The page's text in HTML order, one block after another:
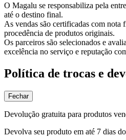
O Magalu se responsabiliza pela
até o destino final.
As vendas são certificadas com nota
procedência de produtos originais.
Os parceiros são selecionados e
excelência no serviço e reputação
Política de trocas e
Fechar
Devolução gratuita para produtos
Devolva seu produto em até 7 dias